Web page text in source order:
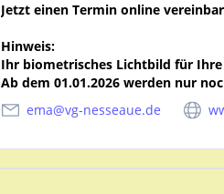
Jetzt einen Termin online
Hinweis:
Ihr biometrisches Lichtbild für
Ab dem 01.01.2026 werden nur
ema@vg-nesseaue.de